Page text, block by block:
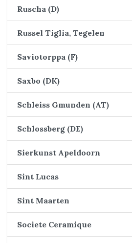
Ruscha (D)
Russel Tiglia, Tegelen
Saviotorppa (F)
Saxbo (DK)
Schleiss Gmunden (AT)
Schlossberg (DE)
Sierkunst Apeldoorn
Sint Lucas
Sint Maarten
Societe Ceramique